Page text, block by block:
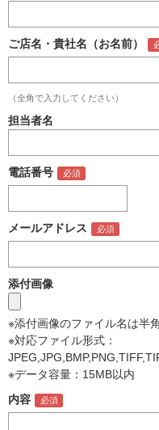
ご店名・貴社名（お名前）
（全角で入力してください）
担当者名
電話番号
メールアドレス
添付画像
※添付画像のファイル名は半
※対応ファイル形式：
※データ容量：15MB以内
内容